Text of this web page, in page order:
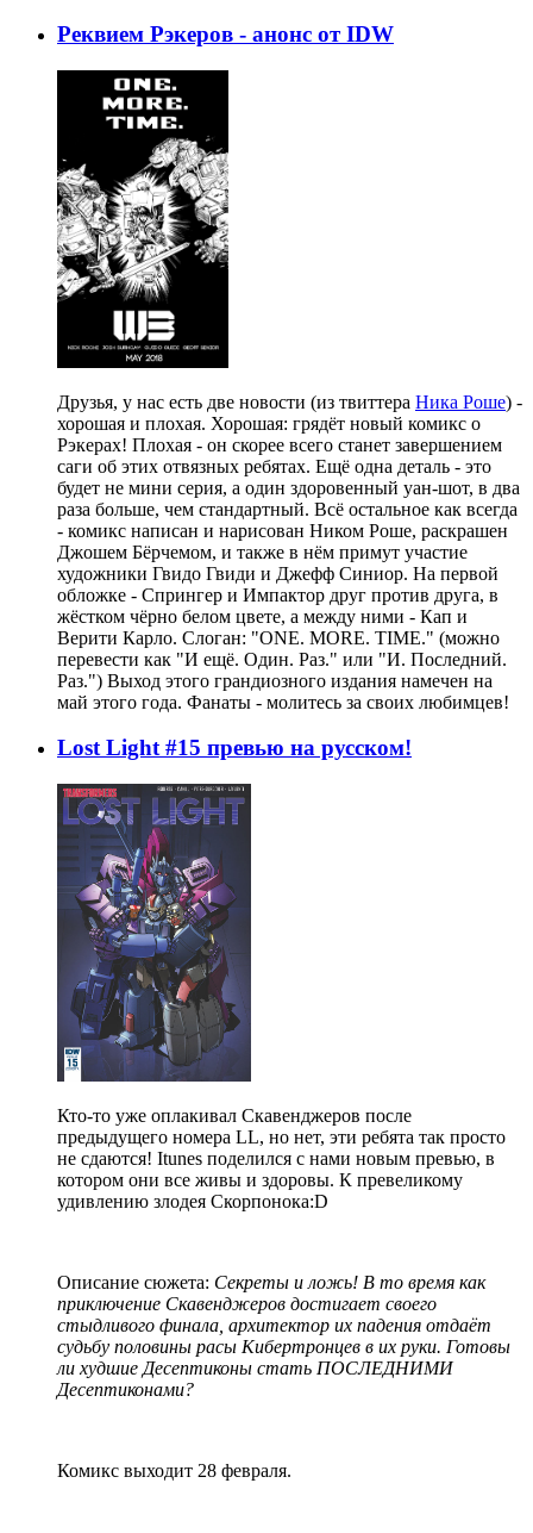
Реквием Рэкеров - анонс от IDW
Друзья, у нас есть две новости (из твиттера Ника Роше) -
хорошая и плохая. Хорошая: грядёт новый комикс о
Рэкерах! Плохая - он скорее всего станет завершением
саги об этих отвязных ребятах. Ещё одна деталь - это
будет не мини серия, а один здоровенный уан-шот, в два
раза больше, чем стандартный. Всё остальное как всегда
- комикс написан и нарисован Ником Роше, раскрашен
Джошем Бёрчемом, и также в нём примут участие
художники Гвидо Гвиди и Джефф Синиор. На первой
обложке - Спрингер и Импактор друг против друга, в
жёстком чёрно белом цвете, а между ними - Кап и
Верити Карло. Слоган: "ONE. MORE. TIME." (можно
перевести как "И ещё. Один. Раз." или "И. Последний.
Раз.") Выход этого грандиозного издания намечен на
май этого года. Фанаты - молитесь за своих любимцев!
Lost Light #15 превью на русском!
Кто-то уже оплакивал Скавенджеров после
предыдущего номера LL, но нет, эти ребята так просто
не сдаются! Itunes поделился с нами новым превью, в
котором они все живы и здоровы. К превеликому
удивлению злодея Скорпонока:D
Описание сюжета: Секреты и ложь! В то время как
приключение Скавенджеров достигает своего
стыдливого финала, архитектор их падения отдаёт
судьбу половины расы Кибертронцев в их руки. Готовы
ли худшие Десептиконы стать ПОСЛЕДНИМИ
Десептиконами?
Комикс выходит 28 февраля.